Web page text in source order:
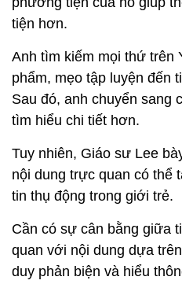
tiện hơn.
Anh tìm kiếm mọi thứ trên
phẩm, mẹo tập luyện đến
Sau đó, anh chuyển sang
tìm hiểu chi tiết hơn.
Tuy nhiên, Giáo sư Lee
nội dung trực quan có thể
tin thụ động trong giới trẻ.
Cần có sự cân bằng giữa
quan với nội dung dựa
duy phản biện và hiểu